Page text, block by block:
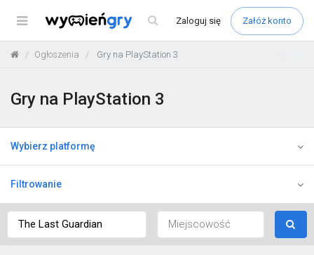
Menu Zaloguj się Załóż konto
Ogłoszenia Gry na PlayStation 3
Gry na PlayStation 3
Wybierz platformę
Filtrowanie